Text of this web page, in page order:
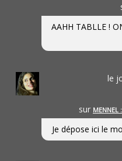
AAHH TABLLE !
le
sur
Je dépose ici le